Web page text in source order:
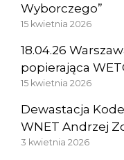
Wyborczego”
15 kwietnia 2026
18.04.26
popierająca
15 kwietnia 2026
Dewastacja
WNET Andrzej
3 kwietnia 2026